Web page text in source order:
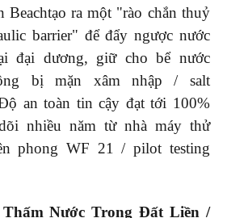
Beachtạo ra một "rào chắn thuỷ
barrier" để đẩy ngược nước
đại dương, giữ cho bể nước
bị mặn xâm nhập / salt
an toàn tin cậy đạt tới 100%
nhiều năm từ nhà máy thử
phong WF 21 / pilot testing
Nước Trong Đất Liền /